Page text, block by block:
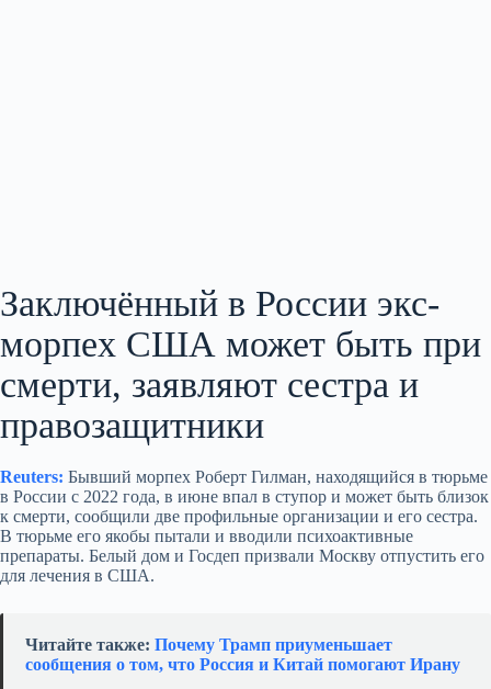
Заключённый в России экс-
морпех США может быть при
смерти, заявляют сестра и
правозащитники
Reuters: Бывший морпех Роберт Гилман, находящийся в тюрьме
в России с 2022 года, в июне впал в ступор и может быть близок
к смерти, сообщили две профильные организации и его сестра.
В тюрьме его якобы пытали и вводили психоактивные
препараты. Белый дом и Госдеп призвали Москву отпустить его
для лечения в США.
Читайте также: Почему Трамп приуменьшает
сообщения о том, что Россия и Китай помогают Ирану